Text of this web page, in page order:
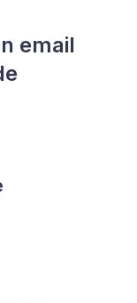
email